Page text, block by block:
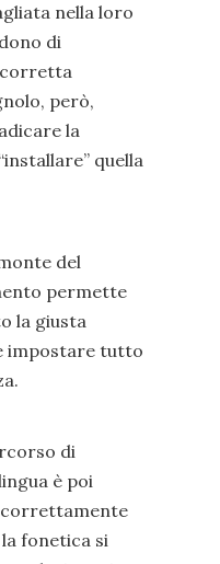
nella loro
di
però,
la
quella
del
permette
la giusta
impostare tutto
di
è poi
la fonetica si